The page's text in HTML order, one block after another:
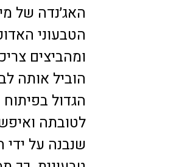
האג׳נדה של
הטבעוני
ומהביצים
הוביל אותה
הגדול
לטובתה
שנבנה על